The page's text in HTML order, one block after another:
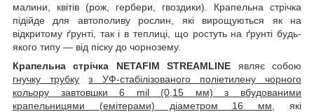
малини, квітів (рож, гербери, гвоздики). Крапельна стрічка
підійде для автополиву рослин, які вирощуються як на
відкритому ґрунті, так і в теплиці, що ростуть на ґрунті будь-
якого типу — від піску до чорнозему.
Крапельна стрічка NETAFIM STREAMLINE являє собою
гнучку трубку
з УФ-стабілізованого поліетилену чорного
кольору завтовшки 6 mil (0,15 мм) з вбудованими
крапельницями (емітерами) діаметром 16 мм , які